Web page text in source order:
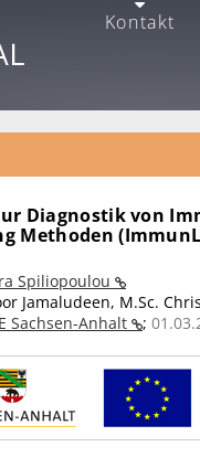
Kontakt
Diagnostik von
Methoden
Spiliopoulou
Jamaludeen, M.Sc.
Sachsen-Anhalt ;